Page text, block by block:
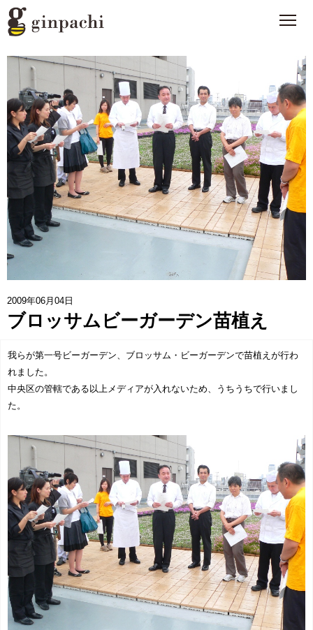
2009年06月04日
ブロッサムビーガーデン苗植え
我らが第一号ビーガーデン、ブロッサム・ビーガーデンで苗植えが行わ
れました。
中央区の管轄である以上メディアが入れないため、うちうちで行いまし
た。
銀ぱちとは >
オンラインストア【はちみつ類】 >
オンラインストア【お酒】 >
わたしたちの活動 >
>
協賛企業一覧
お問い合わせ >
銀座ミツバチプロジェクト
note